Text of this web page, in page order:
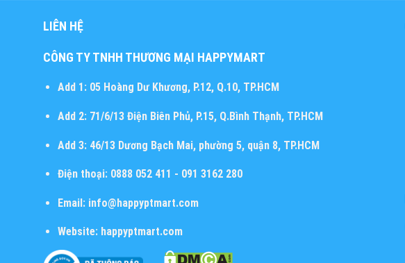
LIÊN HỆ
CÔNG TY TNHH THƯƠNG MẠI HAPPYMART
Add 1:05 Hoàng Dư Khương, P.12, Q.10, TP.HCM
Add 2:71/6/13 Điện Biên Phủ, P.15, Q.Bình Thạnh, TP.HCM
Add 3:46/13 Dương Bạch Mai, phường 5, quận 8, TP.HCM
Điện thoại:0888 052 411 - 091 3162 280
Email:info@happyptmart.com
Website: happyptmart.com